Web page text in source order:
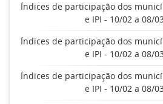
Índices de participação dos
e IPI - 10/02 a 08/
Índices de participação dos
e IPI - 10/02 a 08/
Índices de participação dos
e IPI - 10/02 a 08/